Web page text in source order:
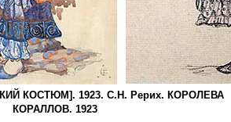
КОСТЮМ]. 1923. С.Н. Рерих. КОРОЛЕВА
КОРАЛЛОВ. 1923